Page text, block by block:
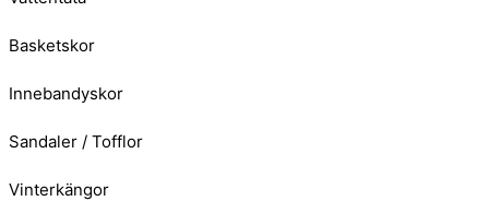
Basketskor
Innebandyskor
Sandaler / Tofflor
Vinterkängor